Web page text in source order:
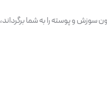
سوزش و پوسته را به شما برگرداند،